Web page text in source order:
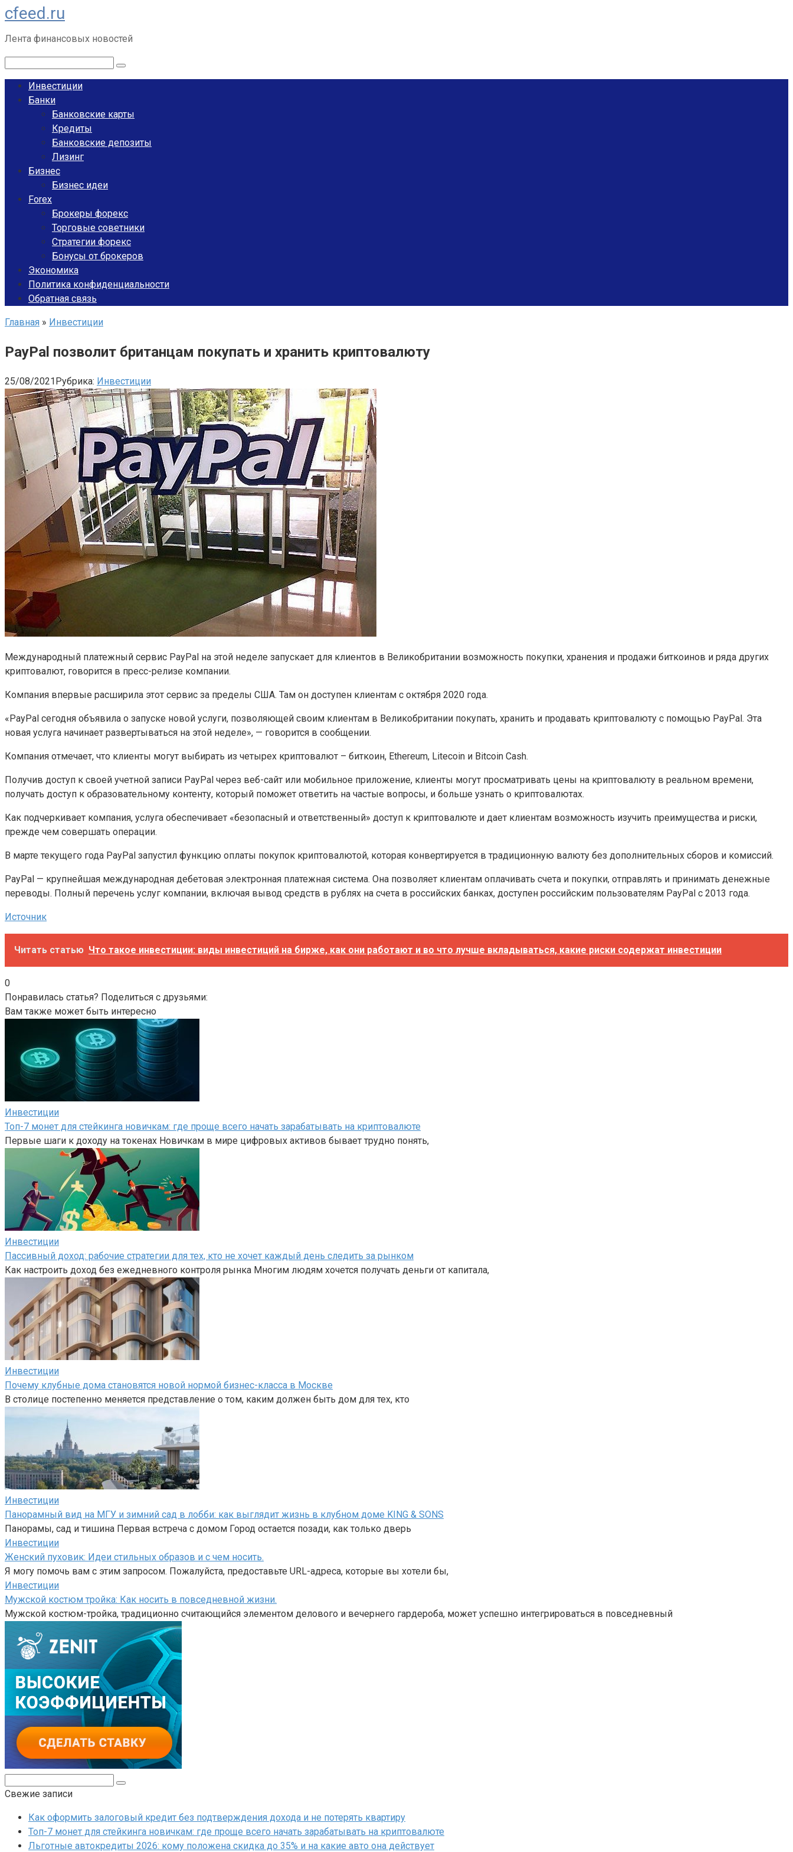
Перейти
к
контенту
cfeed.ru
Лента финансовых новостей
Инвестиции
Банки
Банковские карты
Кредиты
Банковские депозиты
Лизинг
Бизнес
Бизнес идеи
Forex
Брокеры форекс
Торговые советники
Стратегии форекс
Бонусы от брокеров
Экономика
Политика конфиденциальности
Обратная связь
Главная » Инвестиции
PayPal позволит британцам покупать и хранить криптовалюту
25/08/2021Рубрика: Инвестиции
Международный платежный сервис PayPal на этой неделе запускает для клиентов в Великобритании возможность покупки, хранения и продажи биткоинов и ряда других
криптовалют, говорится в пресс-релизе компании.
Компания впервые расширила этот сервис за пределы США. Там он доступен клиентам с октября 2020 года.
«PayPal сегодня объявила о запуске новой услуги, позволяющей своим клиентам в Великобритании покупать, хранить и продавать криптовалюту с помощью PayPal. Эта
новая услуга начинает развертываться на этой неделе», — говорится в сообщении.
Компания отмечает, что клиенты могут выбирать из четырех криптовалют – биткоин, Ethereum, Litecoin и Bitcoin Cash.
Получив доступ к своей учетной записи PayPal через веб-сайт или мобильное приложение, клиенты могут просматривать цены на криптовалюту в реальном времени,
получать доступ к образовательному контенту, который поможет ответить на частые вопросы, и больше узнать о криптовалютах.
Как подчеркивает компания, услуга обеспечивает «безопасный и ответственный» доступ к криптовалюте и дает клиентам возможность изучить преимущества и риски,
прежде чем совершать операции.
В марте текущего года PayPal запустил функцию оплаты покупок криптовалютой, которая конвертируется в традиционную валюту без дополнительных сборов и комиссий.
PayPal — крупнейшая международная дебетовая электронная платежная система. Она позволяет клиентам оплачивать счета и покупки, отправлять и принимать денежные
переводы. Полный перечень услуг компании, включая вывод средств в рублях на счета в российских банках, доступен российским пользователям PayPal с 2013 года.
Источник
Читать статью Что такое инвестиции: виды инвестиций на бирже, как они работают и во что лучше вкладываться, какие риски содержат инвестиции
0
Понравилась статья? Поделиться с друзьями:
Вам также может быть интересно
Инвестиции
Топ-7 монет для стейкинга новичкам: где проще всего начать зарабатывать на криптовалюте
Первые шаги к доходу на токенах Новичкам в мире цифровых активов бывает трудно понять,
Инвестиции
Пассивный доход: рабочие стратегии для тех, кто не хочет каждый день следить за рынком
Как настроить доход без ежедневного контроля рынка Многим людям хочется получать деньги от капитала,
Инвестиции
Почему клубные дома становятся новой нормой бизнес-класса в Москве
В столице постепенно меняется представление о том, каким должен быть дом для тех, кто
Инвестиции
Панорамный вид на МГУ и зимний сад в лобби: как выглядит жизнь в клубном доме KING & SONS
Панорамы, сад и тишина Первая встреча с домом Город остается позади, как только дверь
Инвестиции
Женский пуховик: Идеи стильных образов и с чем носить.
Я могу помочь вам с этим запросом. Пожалуйста, предоставьте URL-адреса, которые вы хотели бы,
Инвестиции
Мужской костюм тройка: Как носить в повседневной жизни.
Мужской костюм-тройка, традиционно считающийся элементом делового и вечернего гардероба, может успешно интегрироваться в повседневный
Свежие записи
Как оформить залоговый кредит без подтверждения дохода и не потерять квартиру
Топ-7 монет для стейкинга новичкам: где проще всего начать зарабатывать на криптовалюте
Льготные автокредиты 2026: кому положена скидка до 35% и на какие авто она действует